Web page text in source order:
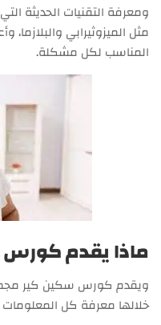
ومعرفة التقنيات الحديثة
مثل الميزوثيرابي
المناسب لكل مشكلة.
ماذا يقدم
ويقدم كورس سكين كير
خلالها معرفة كل